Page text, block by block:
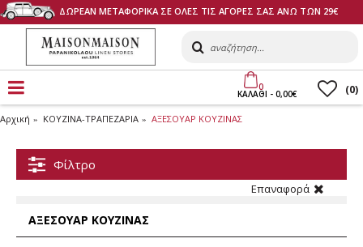
ΔΩΡΕΑΝ ΜΕΤΑΦΟΡΙΚΑ ΣΕ ΟΛΕΣ ΤΙΣ ΑΓΟΡΕΣ ΣΑΣ ΑΝΩ ΤΩΝ 29€
0
ΚΑΛΑΘI - 0,00€ (0)
Αρχική ΚΟΥΖΙΝΑ-ΤΡΑΠΕΖΑΡΙΑ ΑΞΕΣΟΥΑΡ ΚΟΥΖΙΝΑΣ
Φίλτρο
Επαναφορά
ΑΞΕΣΟΥΑΡ ΚΟΥΖΙΝΑΣ